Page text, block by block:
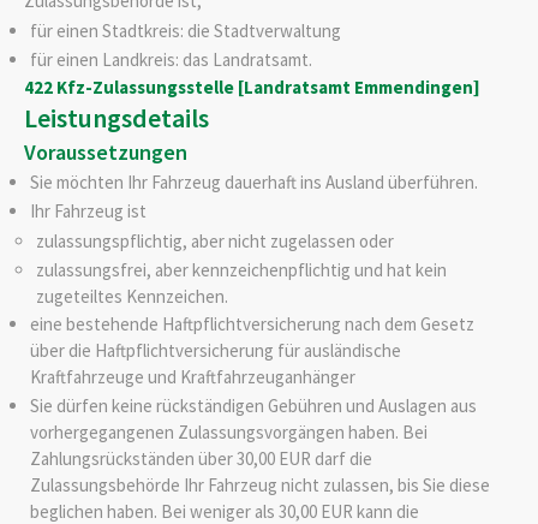
für einen Stadtkreis: die Stadtverwaltung
für einen Landkreis: das Landratsamt.
422 Kfz-Zulassungsstelle [Landratsamt Emmendingen]
Leistungsdetails
Voraussetzungen
Sie möchten Ihr Fahrzeug dauerhaft ins Ausland überführen.
Ihr Fahrzeug ist
zulassungspflichtig, aber nicht zugelassen oder
zulassungsfrei, aber kennzeichenpflichtig und hat kein
zugeteiltes Kennzeichen.
eine bestehende Haftpflichtversicherung nach dem Gesetz
über die Haftpflichtversicherung für ausländische
Kraftfahrzeuge und Kraftfahrzeuganhänger
Sie dürfen keine rückständigen Gebühren und Auslagen aus
vorhergegangenen Zulassungsvorgängen haben. Bei
Zahlungsrückständen über 30,00 EUR darf die
Zulassungsbehörde Ihr Fahrzeug nicht zulassen, bis Sie diese
beglichen haben. Bei weniger als 30,00 EUR kann die